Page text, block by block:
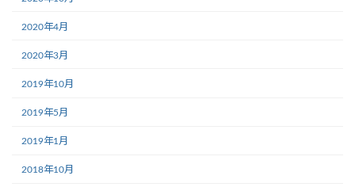
2020年4月
2020年3月
2019年10月
2019年5月
2019年1月
2018年10月